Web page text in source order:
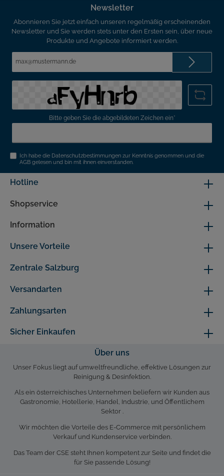
Newsletter
Abonnieren Sie jetzt einfach unseren regelmäßig erscheinenden
Newsletter und Sie werden stets unter den Ersten sein, über neue
Produkte und Angebote informiert werden.
Bitte geben Sie die abgebildeten Zeichen ein*
Ich habe die Datenschutzbestimmungen zur Kenntnis genommen und die
AGB gelesen und bin mit ihnen einverstanden.
Hotline
Shopservice
Information
Unsere Vorteile
Versandarten
Zahlungsarten
Zentrale Salzburg
Sicher Einkaufen
Über uns
Unser Fokus liegt auf umweltfreundliche, effektive Lösungen zur
Reinigung & Desinfektion.
Als ein österreichisches Unternehmen beliefern wir Kunden aus
Gastronomie, Hotellerie, Handel, Industrie, und Öffentlichem
Sektor .
Wir möchten die Vorteile des E-Commerce mit persönlichem
Verkauf und Kundenservice verbinden.
Das Team der CSE steht Ihnen kompetent zur Seite und findet die
für Sie passende Lösung!